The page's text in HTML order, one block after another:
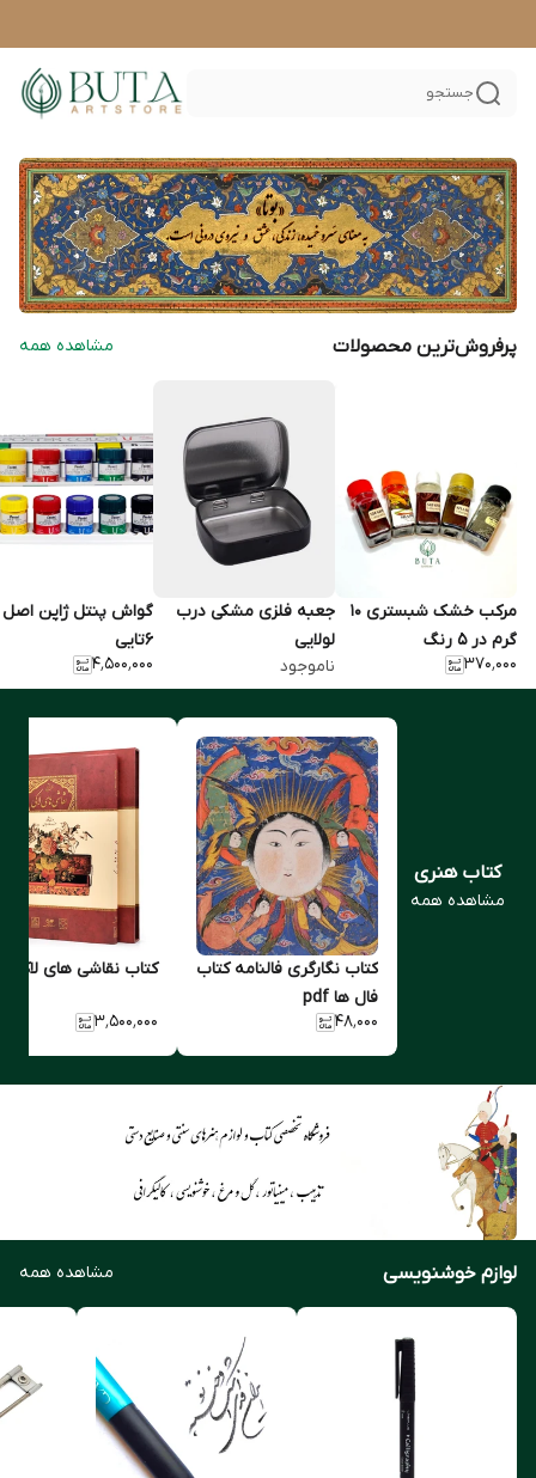
جستجو
پرفروش‌ترین محصولات مشاهده همه
مرکب خشک شبستری 10
گرم در 5 رنگ
۳۷۰٬۰۰۰
جعبه فلزی مشکی درب
لولایی
ناموجود
گواش پنتل ژاپن اصل
۶تایی
۴٬۵۰۰٬۰۰۰
کتاب هنری
مشاهده همه
کتاب نگارگری فالنامه کتاب
فال ها pdf
۴۸٬۰۰۰
کتاب نقاشی های لاکی
۳٬۵۰۰٬۰۰۰
لوازم خوشنویسی مشاهده همه